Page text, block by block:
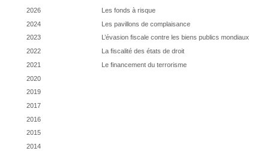
2026
2024
2023
2022
2021
2020
2019
2017
2016
2015
2014
Les fonds à risque
Les pavillons de complaisance
L’évasion fiscale contre les biens publics mondiaux
La fiscalité des états de droit
Le financement du terrorisme